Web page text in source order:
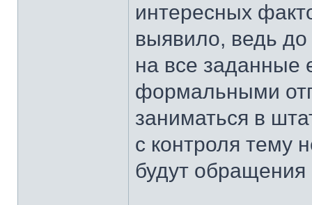
интересных
выявило, ведь
на все заданные
формальными
заниматься в
с контроля тему
будут обращения